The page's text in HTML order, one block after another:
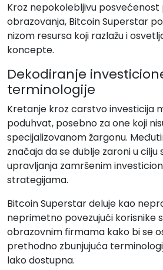
Kroz nepokolebljivu
obrazovanja, Bitcoin Superstar
nizom resursa koji razlažu i
koncepte.
Dekodiranje
terminologije
Kretanje kroz carstvo investicija
poduhvat, posebno za one koji
specijalizovanom žargonu.
značaja da se dublje zaroni u
upravljanja zamršenim
strategijama.
Bitcoin Superstar deluje kao
neprimetno povezujući korisnike
obrazovnim firmama kako bi se
prethodno zbunjujuća
lako dostupna.